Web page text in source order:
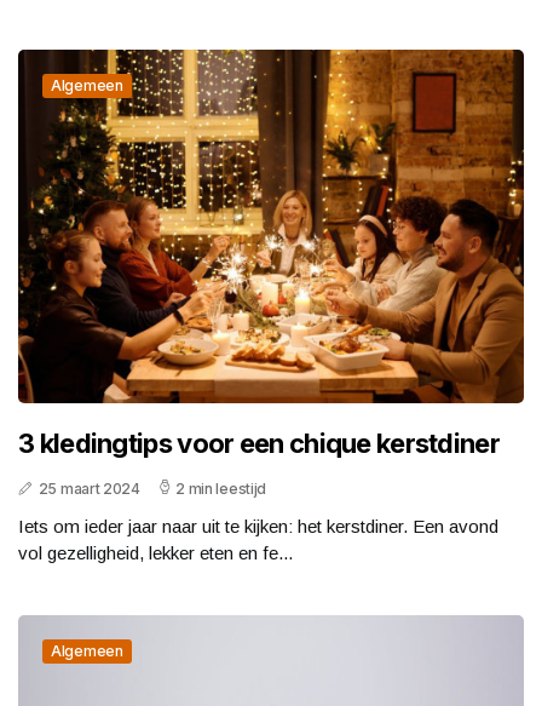
Algemeen
3 kledingtips voor een chique kerstdiner
25 maart 2024 2 min leestijd
Iets om ieder jaar naar uit te kijken: het kerstdiner. Een avond
vol gezelligheid, lekker eten en fe...
Algemeen